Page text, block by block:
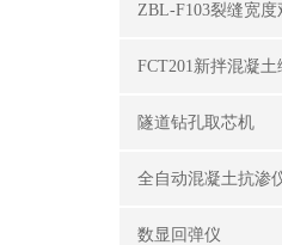
ZBL-F103裂缝宽度
FCT201新拌混凝
隧道钻孔取芯机
全自动混凝土抗渗
数显回弹仪